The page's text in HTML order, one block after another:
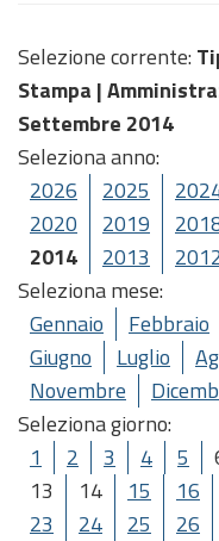
Selezione corrente:
Stampa |
Settembre 2014
Seleziona anno:
2026
2025
2020
2019
2014
2013
Seleziona mese:
Gennaio
Febbraio
Giugno
Luglio
Novembre
Seleziona giorno:
1
2 3 4 5
13
14 15 16
23
24 25 26